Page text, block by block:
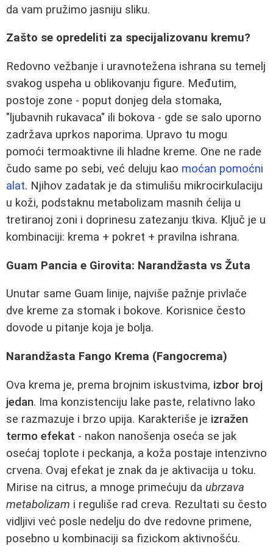
da vam pružimo jasniju sliku.
Zašto se opredeliti za specijalizovanu kremu?
Redovno vežbanje i uravnotežena ishrana su temelj
svakog uspeha u oblikovanju figure. Međutim,
postoje zone - poput donjeg dela stomaka,
"ljubavnih rukavaca" ili bokova - gde se salo uporno
zadržava uprkos naporima. Upravo tu mogu
pomoći termoaktivne ili hladne kreme. One ne rade
čudo same po sebi, već deluju kao moćan pomoćni
alat. Njihov zadatak je da stimulišu mikrocirkulaciju
u koži, podstaknu metabolizam masnih ćelija u
tretiranoj zoni i doprinesu zatezanju tkiva. Ključ je u
kombinaciji: krema + pokret + pravilna ishrana.
Guam Pancia e Girovita: Narandžasta vs Žuta
Unutar same Guam linije, najviše pažnje privlače
dve kreme za stomak i bokove. Korisnice često
dovode u pitanje koja je bolja.
Narandžasta Fango Krema (Fangocrema)
Ova krema je, prema brojnim iskustvima, izbor broj
jedan. Ima konzistenciju lake paste, relativno lako
se razmazuje i brzo upija. Karakteriše je izražen
termo efekat - nakon nanošenja oseća se jak
osećaj toplote i peckanja, a koža postaje intenzivno
crvena. Ovaj efekat je znak da je aktivacija u toku.
Mirise na citrus, a mnoge primećuju da ubrzava
metabolizam i reguliše rad creva. Rezultati su često
vidljivi već posle nedelju do dve redovne primene,
posebno u kombinaciji sa fizickom aktivnošću.